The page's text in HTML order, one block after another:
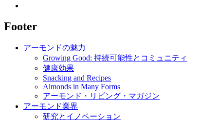
Footer
アーモンドの魅力
Growing Good: 持続可能性とコミュニティ
健康効果
Snacking and Recipes
Almonds in Many Forms
アーモンド・リビング・マガジン
アーモンド業界
研究とイノベーション